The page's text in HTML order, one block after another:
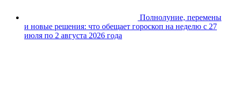
Полнолуние, перемены
и новые решения: что обещает гороскоп на неделю с 27
июля по 2 августа 2026 года